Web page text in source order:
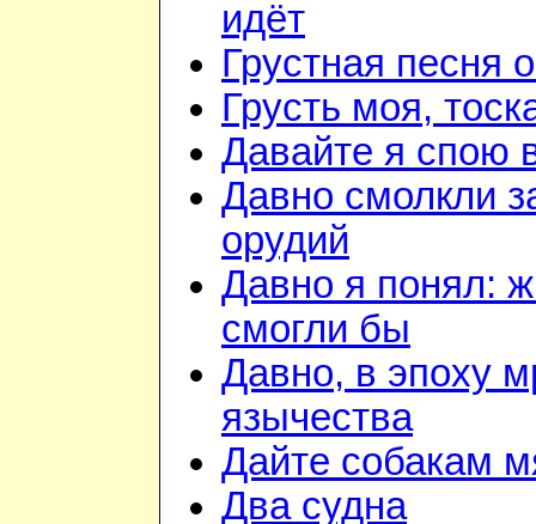
идёт
Грустная песня
Грусть моя,
Давайте я спою
Давно смолкли
орудий
Давно я понял:
смогли бы
Давно, в эпоху
язычества
Дайте собакам
Два судна